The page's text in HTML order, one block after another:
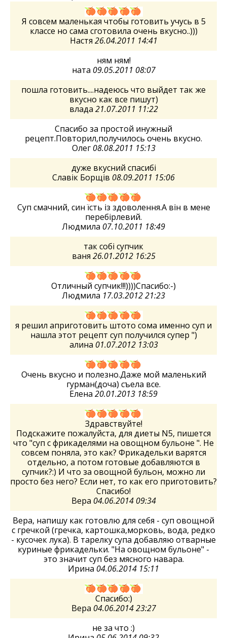
Я совсем маленькая чтобы готовить учусь в 5
классе но сама сготовила очень вкусно..)))
Настя 26.04.2011 14:41
ням ням!
ната 09.05.2011 08:07
пошла готовить....надеюсь что выйдет так же
вкусно как все пишут)
влада 21.07.2011 11:22
Спасибо за простой инужный
рецепт.Повторил,получилось очень вкусно.
Олег 08.08.2011 15:13
дуже вкусний спасибі
Славік Борщів 08.09.2011 15:06
Суп смачний, син їсть із здоволення.А він в мене
перебірлевий.
Людмила 07.10.2011 18:49
так собі супчик
ваня 26.01.2012 16:25
Отличный супчик!!!))))Спасибо:-)
Людмила 17.03.2012 21:23
я решил априготовить штото сома именно суп и
нашла этот рецепт суп получился супер ")
алина 01.07.2012 13:03
Очень вкусно и полезно.Даже мой маленький
гурман(доча) съела все.
Елена 20.01.2013 18:59
Здравствуйте!
Подскажите пожалуйста, для диеты N5, пишется
что "суп с фрикаделями на овощном бульоне ". Не
совсем поняла, это как? Фрикадельки варятся
отдельно, а потом готовые добавляются в
супчик?:) И что за овощной бульон, можно ли
просто без него? Если нет, то как его приготовить?
Спасибо!
Вера 04.06.2014 09:34
Вера, напишу как готовлю для себя - суп овощной
с гречкой (гречка, картошка,морковь, вода, редко
- кусочек лука). В тарелку супа добавляю отварные
куриные фрикадельки. "На овощном бульоне" -
это значит суп без мясного навара.
Ирина 04.06.2014 15:11
Спасибо:)
Вера 04.06.2014 23:27
не за что :)